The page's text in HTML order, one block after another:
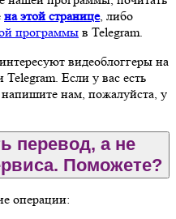
на этой странице, либо
программы в Telegram.
видеоблоггеры на
Если у вас есть
нам, пожалуйста, у
перевод, а не
Поможете?
операции: